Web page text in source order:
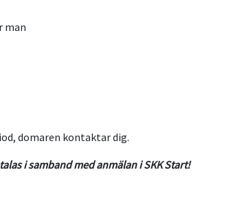
man
domaren kontaktar dig.
i samband med anmälan i SKK Start!